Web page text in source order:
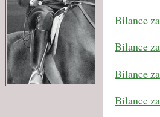
Bilance
Bilance
Bilance
Bilance